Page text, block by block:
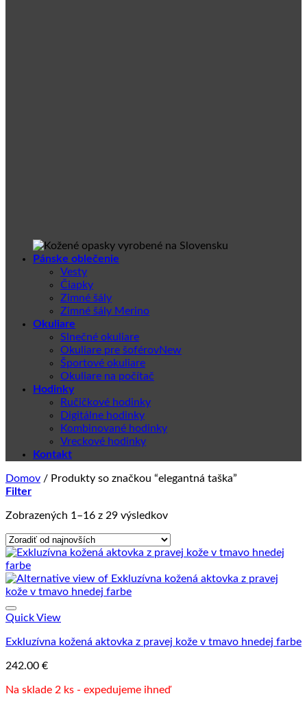
Pánske oblečenie
Vesty
Čiapky
Zimné šály
Zimné šály Merino
Okuliare
Slnečné okuliare
Okuliare pre šoférov
Športové okuliare
Okuliare na počítač
Hodinky
Ručičkové hodinky
Digitálne hodinky
Kombinované hodinky
Vreckové hodinky
Kontakt
Domov / Produkty so značkou “elegantná taška”
Filter
Zobrazených 1–16 z 29 výsledkovZoradené
najnovších
Quick View
Exkluzívna kožená aktovka z pravej kože v tmavo hnedej farbe
242.00 €
Na sklade 2 ks - expedujeme ihneď